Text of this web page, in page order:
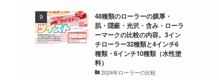
48種類のローラーの膜厚・
肌・隠蔽・光沢・含み・ローラ
ーマークの比較の内容。3イン
チローラー32種類と4インチ6
種類・6インチ10種類（水性塗
料）
2024年ローラーの比較